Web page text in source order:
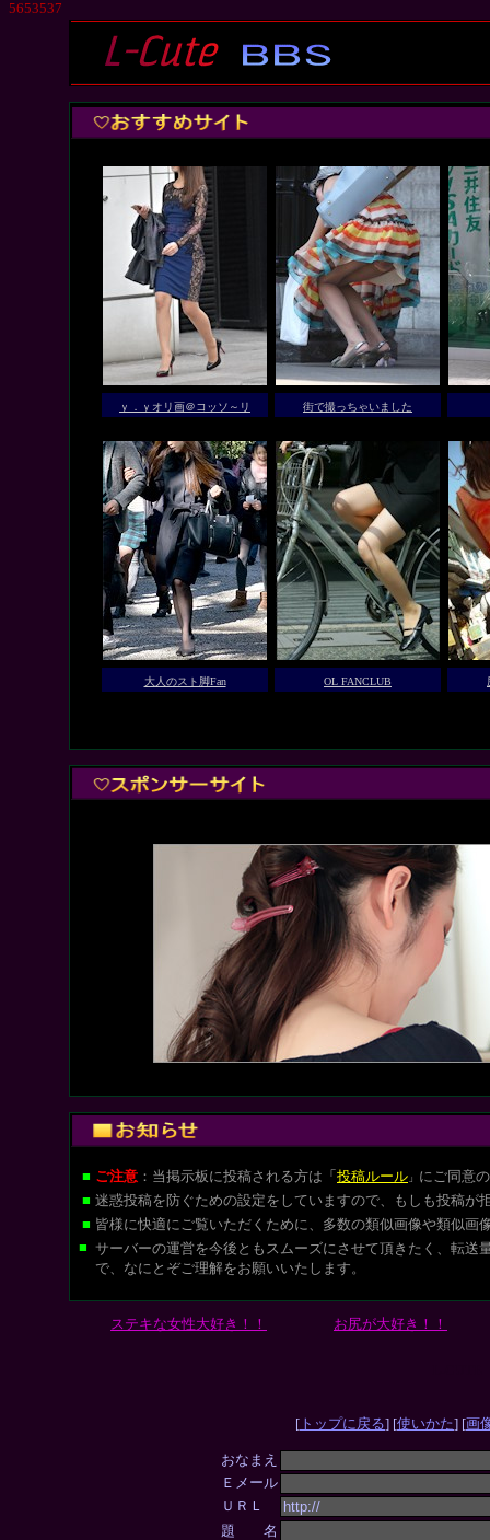
5653537
■ ご注意 ：当掲示板に投稿される方は 「 投稿ルール 」 にご同意
■ 迷惑投稿を防ぐための設定をしていますので、もしも投稿が
■ 皆様に快適にご覧いただくために、多数の類似画像や類似
■ サーバーの運営を今後ともスムーズにさせて頂きたく、転
で、なにとぞご理解をお願いいたします。
ステキな女性大好き！！ お尻が大好き！！
[ トップに戻る] [使いかた] [画
おなまえ
Ｅメール
ＵＲＬ
題 名